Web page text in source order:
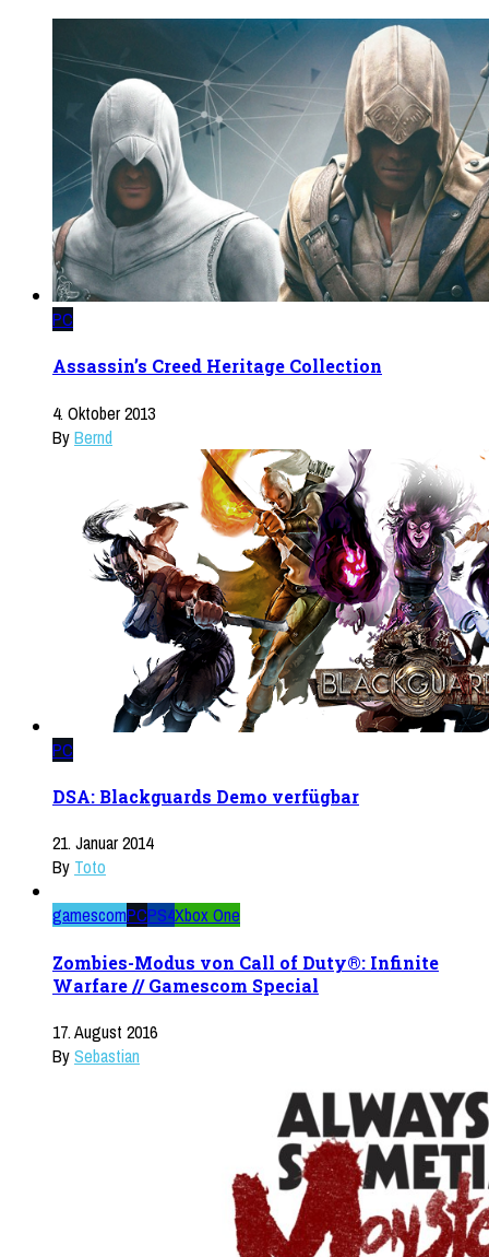
PC
Assassin’s Creed Heritage Collection
4. Oktober 2013
ByBernd
PC
DSA: Blackguards Demo verfügbar
21. Januar 2014
By Toto
gamescomPCPS4Xbox One
Zombies-Modus von Call of Duty®: Infinite
Warfare // Gamescom Special
17. August 2016
BySebastian